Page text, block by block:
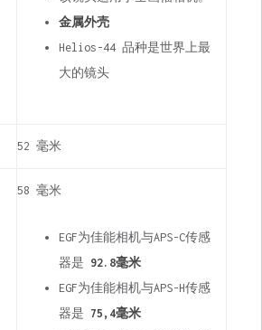
金属外壳
Helios-44 品种是世界上最
大的镜头
52 毫米
58 毫米
EGF为佳能相机与APS-C传感
器是 92.8毫米
EGF为佳能相机与APS-H传感
器是 75,4毫米